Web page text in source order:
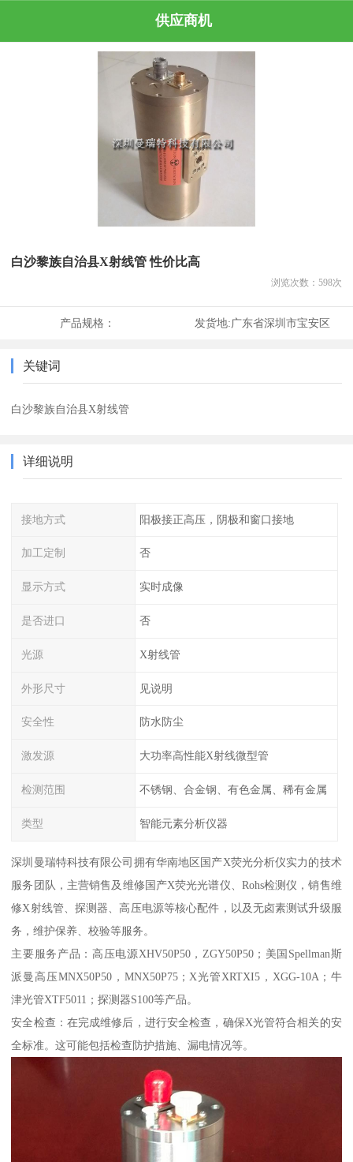
供应商机
白沙黎族自治县X射线管 性价比高
浏览次数： 598次
产品规格： 发货地:广东省深圳市宝安区
关键词
白沙黎族自治县X射线管
详细说明
接地方式 阳极接正高压，阴极和窗口接地
加工定制 否
显示方式 实时成像
是否进口 否
光源 X射线管
外形尺寸 见说明
安全性 防水防尘
激发源 大功率高性能X射线微型管
检测范围 不锈钢、合金钢、有色金属、稀有金属
类型 智能元素分析仪器
深圳曼瑞特科技有限公司拥有华南地区国产X荧光分析仪实力的技术
服务团队，主营销售及维修国产X荧光光谱仪、Rohs检测仪，销售维
修X射线管、探测器、高压电源等核心配件，以及无卤素测试升级服
务，维护保养、校验等服务。
主要服务产品：高压电源XHV50P50，ZGY50P50；美国Spellman斯
派曼高压MNX50P50，MNX50P75；X光管XRTXI5，XGG-10A；牛
津光管XTF5011；探测器S100等产品。
安全检查：在完成维修后，进行安全检查，确保X光管符合相关的安
全标准。这可能包括检查防护措施、漏电情况等。